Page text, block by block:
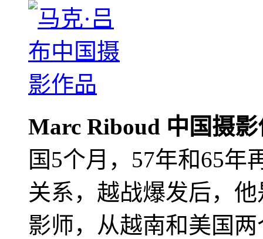
Marc Riboud 中国摄
国5个月，57年和65年
关系，越战爆发后，
影师，从越南和美国